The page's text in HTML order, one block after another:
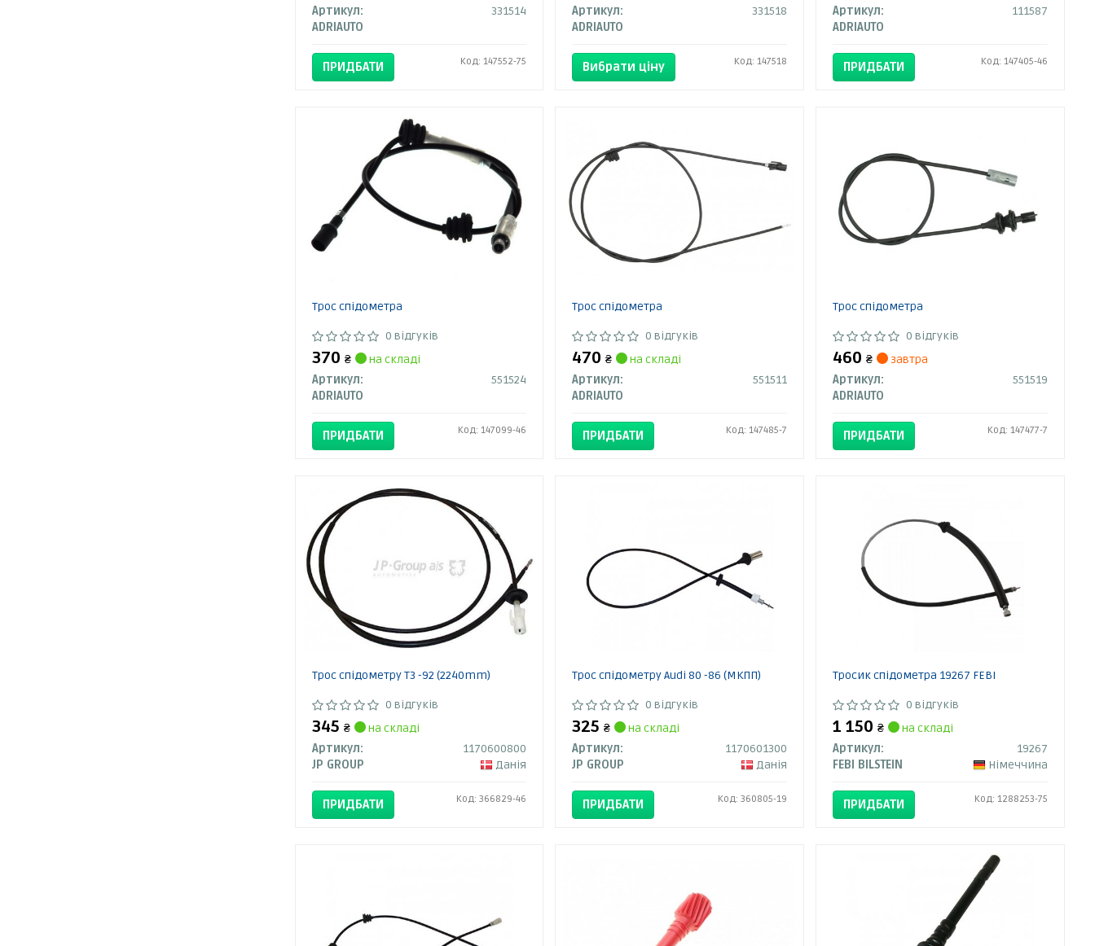
Артикул:
331514
ADRIAUTO
ПРИДБАТИ Код: 147552-75
Артикул:
331518
ADRIAUTO
Вибрати ціну Код: 147518
Артикул:
111587
ADRIAUTO
ПРИДБАТИ Код: 147405-46
Трос спідометра
0 відгуків
370 ₴
на складі
Артикул:
551524
ADRIAUTO
ПРИДБАТИ Код: 147099-46
Трос спідометра
0 відгуків
470₴
на складі
Артикул:
551511
ADRIAUTO
ПРИДБАТИ Код: 147485-7
Трос спідометра
0 відгуків
460₴
завтра
Артикул:
551519
ADRIAUTO
ПРИДБАТИ Код: 147477-7
Трос спідометру T3 -92 (2240mm)
0 відгуків
345 ₴
на складі
Артикул:
1170600800
JP GROUP
Данія
ПРИДБАТИ Код: 366829-46
Трос спідометру Audi 80 -86 (МКПП)
0 відгуків
325₴
на складі
Артикул:
1170601300
JP GROUP
Данія
ПРИДБАТИ Код: 360805-19
Тросик спідометра 19267 FEBI
0 відгуків
1 150₴
на складі
Артикул:
19267
FEBI BILSTEIN
Німеччина
ПРИДБАТИ Код: 1288253-75